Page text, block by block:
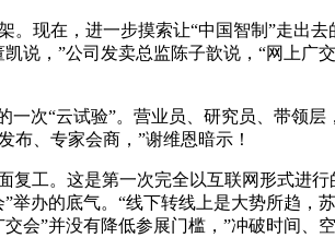
现在，进一步摸索让“中国智制”走出去
说，”公司发卖总监陈子歆说，“网上
次“云试验”。营业员、研究员、带领
布、专家会商，”谢维恩暗示！
工。这是第一次完全以互联网形式进
举办的底气。“线下转线上是大势所趋，
会”并没有降低参展门槛，”冲破时间